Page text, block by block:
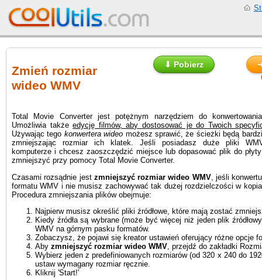
Zmień rozmiar
wideo WMV
⬇ Pobierz
Total Movie Converter jest potężnym narzędziem do
Umożliwia takżeedycję filmów, aby dostosować je do Twoich
Używając tego konwertera wideo możesz sprawić, że ścieżki będą
zmniejszając rozmiar ich klatek. Jeśli posiadasz duże pliki
komputerze i chcesz zaoszczędzić miejsce lub dopasować plik do
zmniejszyć przy pomocy Total Movie Converter.
Czasami rozsądnie jest zmniejszyć rozmiar wideo WMV, jeśli
formatu WMV i nie musisz zachowywać tak dużej rozdzielczości w
Procedura zmniejszania plików obejmuje:
Najpierw musisz określić pliki źródłowe, które mają zostać
Kiedy źródła są wybrane (może być więcej niż jeden plik
WMV na górnym pasku formatów.
Zobaczysz, że pojawi się kreator ustawień oferujący różne opcje
Aby zmniejszyć rozmiar wideo WMV , przejdź do zakładki
Wybierz jeden z predefiniowanych rozmiarów (od 320 x 240 do
ustaw wymagany rozmiar ręcznie.
Kliknij 'Start!'